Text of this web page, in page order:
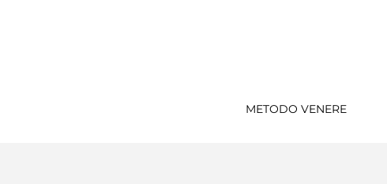
METODO VENERE